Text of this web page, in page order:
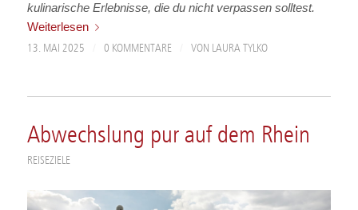
kulinarische Erlebnisse, die du nicht verpassen solltest.
Weiterlesen
13. MAI 2025 0 KOMMENTARE VON LAURA TYLKO
Abwechslung pur auf dem Rhein
REISEZIELE